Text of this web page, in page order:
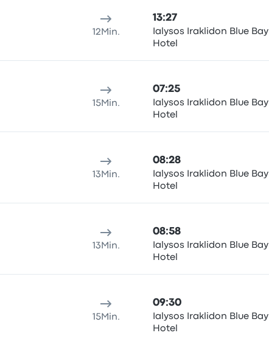
12Min.
13:27
Ialysos Iraklidon Blue Bay
Hotel
15Min.
07:25
Ialysos Iraklidon Blue Bay
Hotel
13Min.
08:28
Ialysos Iraklidon Blue Bay
Hotel
13Min.
08:58
Ialysos Iraklidon Blue Bay
Hotel
15Min.
09:30
Ialysos Iraklidon Blue Bay
Hotel